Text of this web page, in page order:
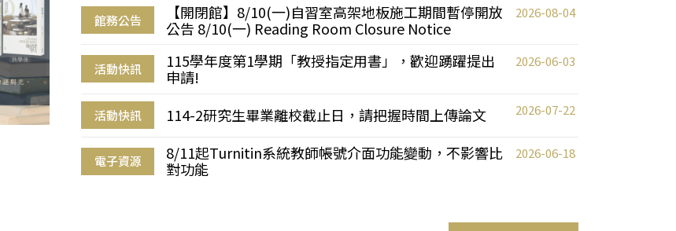
館務公告
【開閉館】8/10(一)自習室高架地板施工期間暫停開放
公告 8/10(一) Reading Room Closure Notice
2026-08-04
活動快訊
115學年度第1學期「教授指定用書」，歡迎踴躍提出
申請!
2026-06-03
活動快訊 114-2研究生畢業離校截止日，請把握時間上傳論文 2026-07-22
電子資源
8/11起Turnitin系統教師帳號介面功能變動，不影響比
對功能
2026-06-18